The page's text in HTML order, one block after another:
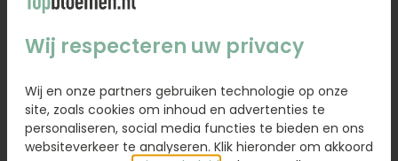
Wij respecteren uw privacy
Wij en onze partners gebruiken technologie op onze
site, zoals cookies om inhoud en advertenties te
personaliseren, social media functies te bieden en ons
websiteverkeer te analyseren. Klik hieronder om akkoord